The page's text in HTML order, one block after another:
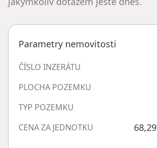
Parametry nemovitosti
ČÍSLO INZERÁTU
PLOCHA POZEMKU
TYP POZEMKU
CENA ZA JEDNOTKU